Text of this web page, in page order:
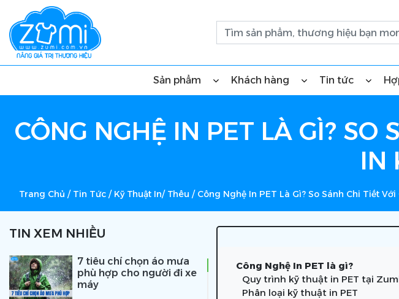
Sản phẩm Khách hàng Tin tức
CÔNG NGHỆ IN PET LÀ GÌ? SO
IN
Trang Chủ / Tin Tức / Kỹ Thuật In/ Thêu / Công Nghệ In PET Là Gì? So Sánh Chi Tiết
TIN XEM NHIỀU
7 tiêu chí chọn áo mưa
phù hợp cho người đi xe
máy
Công Nghệ In PET là gì?
Quy trình kỹ thuật in PET tại
Phân loại kỹ thuật in PET